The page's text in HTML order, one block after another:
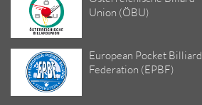
Union (ÖBU)
European Pocket Billiard
Federation (EPBF)